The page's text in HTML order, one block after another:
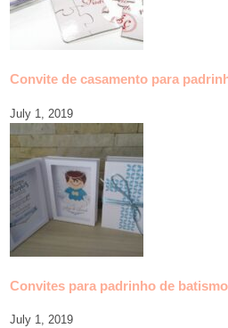
Convite de casamento para
July 1, 2019
Convites para padrinho de batismo
July 1, 2019